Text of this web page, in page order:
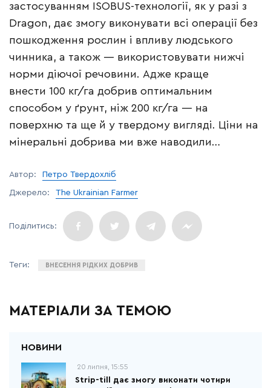
застосуванням ISOBUS-технології, як у разі з
Dragon, дає змогу виконувати всі операції без
пошкодження рослин і впливу людського
чинника, а також — використовувати нижчі
норми діючої речовини. Адже краще
внести 100 кг/га добрив оптимальним
способом у ґрунт, ніж 200 кг/га — на
поверхню та ще й у твердому вигляді. Ціни на
мінеральні добрива ми вже наводили…
Автор: Петро Твердохліб
Джерело: The Ukrainian Farmer
ВНЕСЕННЯ РІДКИХ ДОБРИВ
МАТЕРІАЛИ ЗА ТЕМОЮ
20 липня, 15:55
Strip-till дає змогу виконати чотири